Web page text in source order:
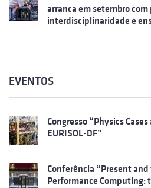
arranca em setembro
interdisciplinaridade e
EVENTOS
Congresso “Physics
EURISOL-DF”
Conferência “Present
Performance Computing: